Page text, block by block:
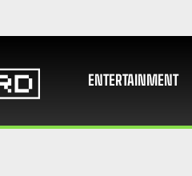
ENTERTAINMENT